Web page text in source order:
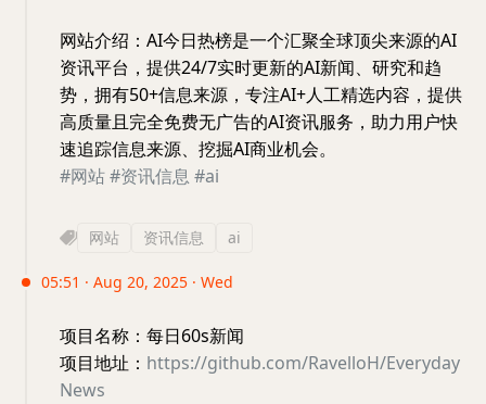
网站介绍：AI今日热榜是一个汇聚全球顶尖来源的AI
资讯平台，提供24/7实时更新的AI新闻、研究和趋
势，拥有50+信息来源，专注AI+人工精选内容，提供
高质量且完全免费无广告的AI资讯服务，助力用户快
速追踪信息来源、挖掘AI商业机会。
#网站#资讯信息#ai
网站 资讯信息 ai
05:51 · Aug 20, 2025 · Wed
项目名称：每日60s新闻
项目地址： https://github.com/RavelloH/Everyday
News